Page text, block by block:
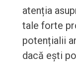
atenția
tale forte
potențialii
dacă ești